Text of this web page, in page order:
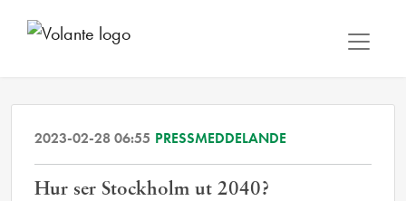
2023-02-28 06:55 PRESSMEDDELANDE
Hur ser Stockholm ut 2040?